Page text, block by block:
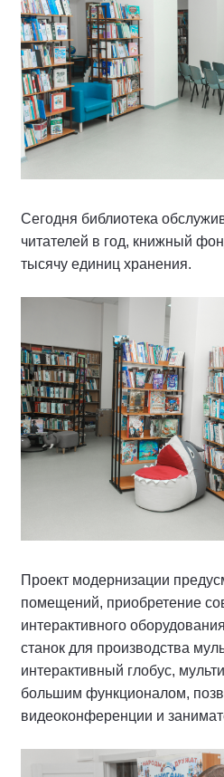
Сегодня библиотека
читателей в год, книжный
тысячу единиц хранения.
Проект модернизации
помещений, приобретение
интерактивного
станок для производства
интерактивный глобус,
большим функционалом,
видеоконференции и